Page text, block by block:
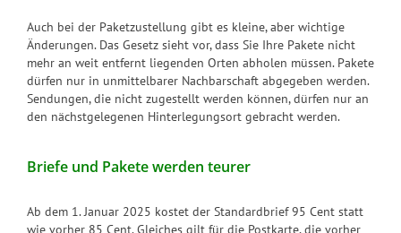
Auch bei der Paketzustellung gibt es kleine, aber wichtige
Änderungen. Das Gesetz sieht vor, dass Sie Ihre Pakete nicht
mehr an weit entfernt liegenden Orten abholen müssen. Pakete
dürfen nur in unmittelbarer Nachbarschaft abgegeben werden.
Sendungen, die nicht zugestellt werden können, dürfen nur an
den nächstgelegenen Hinterlegungsort gebracht werden.
Briefe und Pakete werden teurer
Ab dem 1. Januar 2025 kostet der Standardbrief 95 Cent statt